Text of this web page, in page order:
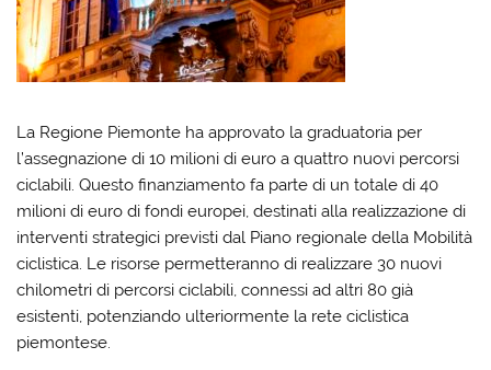
La Regione Piemonte ha approvato la graduatoria per
l’assegnazione di 10 milioni di euro a quattro nuovi percorsi
ciclabili. Questo finanziamento fa parte di un totale di 40
milioni di euro di fondi europei, destinati alla realizzazione di
interventi strategici previsti dal Piano regionale della Mobilità
ciclistica. Le risorse permetteranno di realizzare 30 nuovi
chilometri di percorsi ciclabili, connessi ad altri 80 già
esistenti, potenziando ulteriormente la rete ciclistica
piemontese.